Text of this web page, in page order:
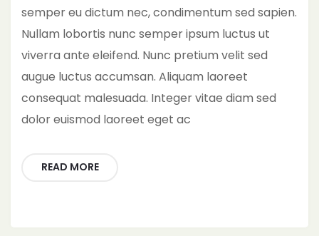
semper eu dictum nec, condimentum sed sapien.
Nullam lobortis nunc semper ipsum luctus ut
viverra ante eleifend. Nunc pretium velit sed
augue luctus accumsan. Aliquam laoreet
consequat malesuada. Integer vitae diam sed
dolor euismod laoreet eget ac
READ MORE